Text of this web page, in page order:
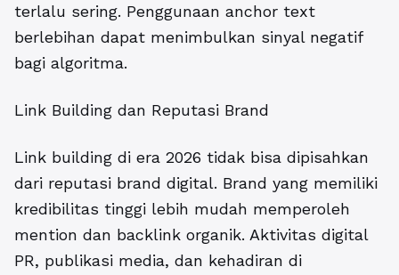
terlalu sering. Penggunaan anchor text
berlebihan dapat menimbulkan sinyal negatif
bagi algoritma.
Link Building dan Reputasi Brand
Link building di era 2026 tidak bisa dipisahkan
dari reputasi brand digital. Brand yang memiliki
kredibilitas tinggi lebih mudah memperoleh
mention dan backlink organik. Aktivitas digital
PR, publikasi media, dan kehadiran di